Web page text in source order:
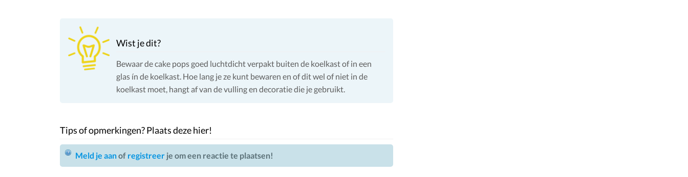
Wist je dit?
Bewaar de cake pops goed luchtdicht verpakt buiten de koelkast of in een
glas ín de koelkast. Hoe lang je ze kunt bewaren en of dit wel of niet in de
koelkast moet, hangt af van de vulling en decoratie die je gebruikt.
Tips of opmerkingen? Plaats deze hier!
Meld je aanof registreer je om een reactie te plaatsen!